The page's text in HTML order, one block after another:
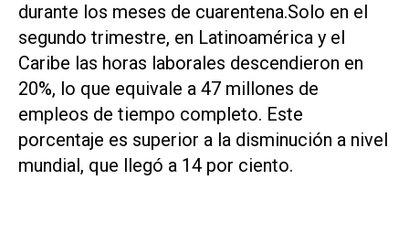
durante los meses de cuarentena.Solo en el
segundo trimestre, en Latinoamérica y el
Caribe las horas laborales descendieron en
20%, lo que equivale a 47 millones de
empleos de tiempo completo. Este
porcentaje es superior a la disminución a nivel
mundial, que llegó a 14 por ciento.